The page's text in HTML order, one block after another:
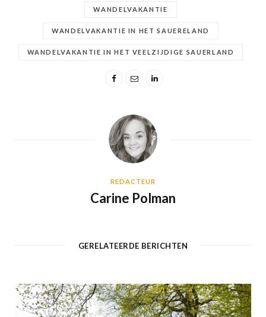
WANDELVAKANTIE
WANDELVAKANTIE IN HET SAUERELAND
WANDELVAKANTIE IN HET VEELZIJDIGE SAUERLAND
REDACTEUR
Carine Polman
GERELATEERDE BERICHTEN